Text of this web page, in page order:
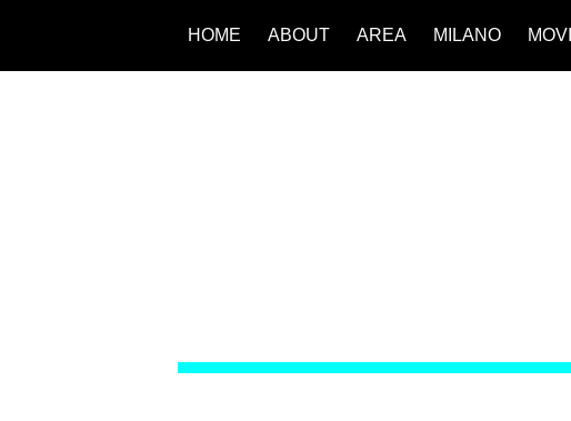
HOME ABOUT AREA MILANO